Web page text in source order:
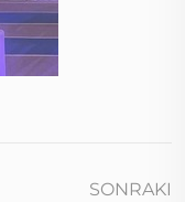
SONRAKI